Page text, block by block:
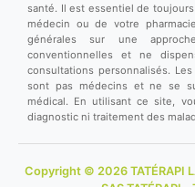
santé. Il est essentiel de
médecin ou de votre
générales sur une
conventionnelles et ne
consultations personnalisés.
sont pas médecins et ne se
médical. En utilisant ce site,
diagnostic ni traitement des
Copyright © 2026 TATÉRAPI